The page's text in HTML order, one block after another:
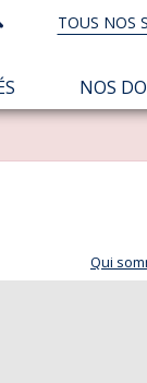
TOUS
NOS
SITES
TOUS NOS
Rechercher
NOS
Qui